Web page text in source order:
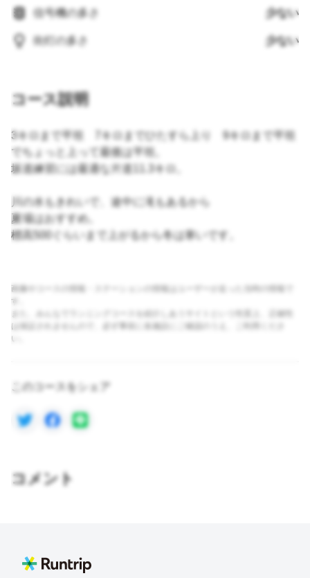
信号機の多さ 少ない
街灯の多さ 少ない
コース説明
3キロまで平坦 7キロまでひたすら上り 9キロまで平坦
でちょっと上って最後は平坦。
坂道練習には最適な片道11.3キロ。
川の水もきれいで、途中に滝もあるから
夏場はおすすめ。
標高500ぐらいまで上がるから冬は寒いです。
画像やコースの情報・ステーションの情報はユーザーが走った当時の情報で
す。
また、みんなでランニングコースを紹介しあうサイトという性質上、正確性
は保証されませんので、必ず事前に各施設にご確認のうえ、ご利用くださ
い。
このコースをシェア
コメント